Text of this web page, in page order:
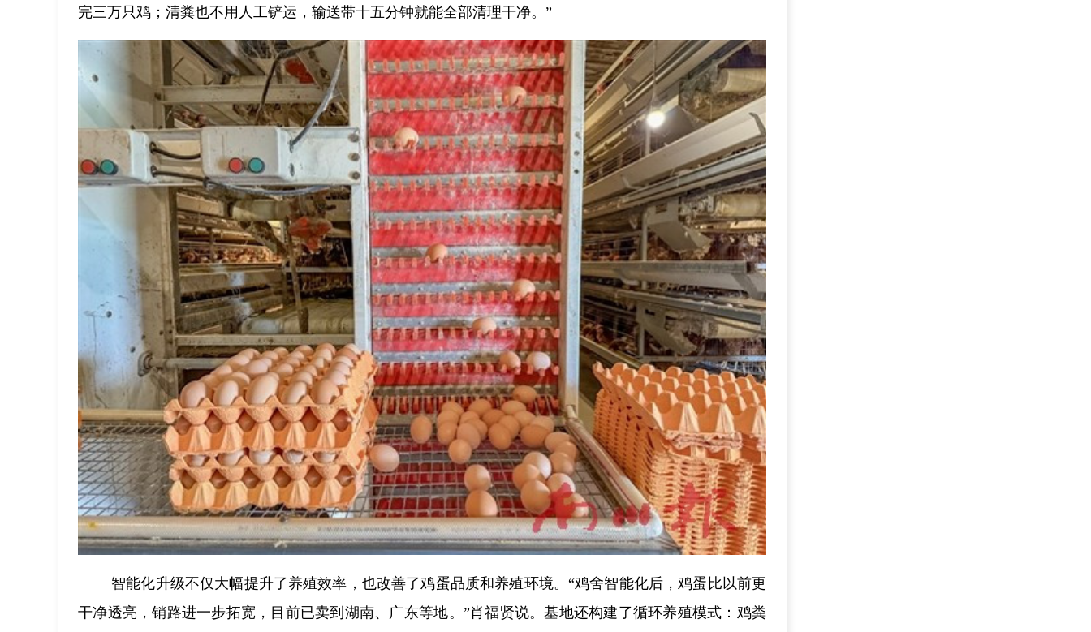
完三万只鸡；清粪也不用人工铲运，输送带十五分钟就能全部清理干净。”
智能化升级不仅大幅提升了养殖效率，也改善了鸡蛋品质和养殖环境。“鸡舍智能化后，鸡蛋比以前更
干净透亮，销路进一步拓宽，目前已卖到湖南、广东等地。”肖福贤说。基地还构建了循环养殖模式：鸡粪